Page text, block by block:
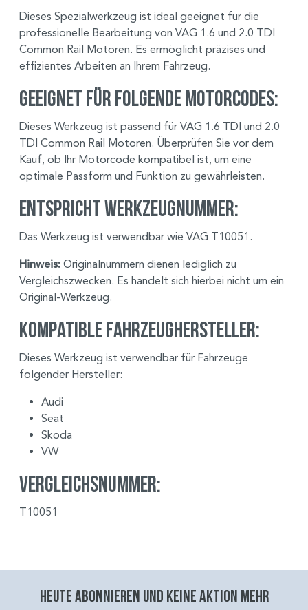
Dieses Spezialwerkzeug ist ideal geeignet für die
professionelle Bearbeitung von VAG 1.6 und 2.0 TDI
Common Rail Motoren. Es ermöglicht präzises und
effizientes Arbeiten an Ihrem Fahrzeug.
Geeignet für folgende Motorcodes:
Dieses Werkzeug ist passend für VAG 1.6 TDI und 2.0
TDI Common Rail Motoren. Überprüfen Sie vor dem
Kauf, ob Ihr Motorcode kompatibel ist, um eine
optimale Passform und Funktion zu gewährleisten.
Entspricht Werkzeugnummer:
Das Werkzeug ist verwendbar wie VAG T10051.
Hinweis: Originalnummern dienen lediglich zu
Vergleichszwecken. Es handelt sich hierbei nicht um ein
Original-Werkzeug.
Kompatible Fahrzeughersteller:
Dieses Werkzeug ist verwendbar für Fahrzeuge
folgender Hersteller:
Audi
Seat
Skoda
VW
Vergleichsnummer:
T10051
Heute abonnieren und keine aktion mehr